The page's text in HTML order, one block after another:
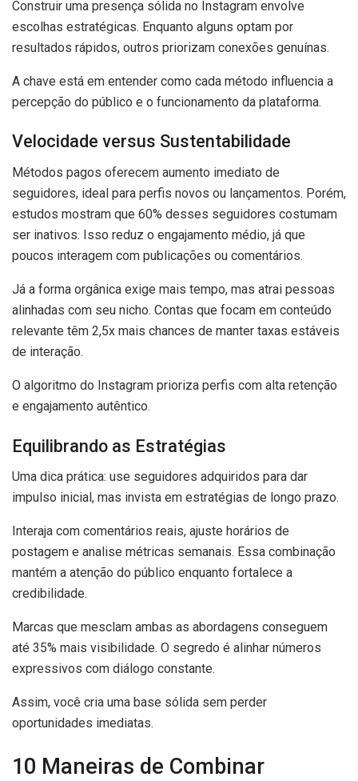
Construir uma presença sólida no Instagram envolve
escolhas estratégicas. Enquanto alguns optam por
resultados rápidos, outros priorizam conexões genuínas.
A chave está em entender como cada método influencia a
percepção do público e o funcionamento da plataforma.
Velocidade versus Sustentabilidade
Métodos pagos oferecem aumento imediato de
seguidores, ideal para perfis novos ou lançamentos. Porém,
estudos mostram que 60% desses seguidores costumam
ser inativos. Isso reduz o engajamento médio, já que
poucos interagem com publicações ou comentários.
Já a forma orgânica exige mais tempo, mas atrai pessoas
alinhadas com seu nicho. Contas que focam em conteúdo
relevante têm 2,5x mais chances de manter taxas estáveis
de interação.
O algoritmo do Instagram prioriza perfis com alta retenção
e engajamento autêntico.
Equilibrando as Estratégias
Uma dica prática: use seguidores adquiridos para dar
impulso inicial, mas invista em estratégias de longo prazo.
Interaja com comentários reais, ajuste horários de
postagem e analise métricas semanais. Essa combinação
mantém a atenção do público enquanto fortalece a
credibilidade.
Marcas que mesclam ambas as abordagens conseguem
até 35% mais visibilidade. O segredo é alinhar números
expressivos com diálogo constante.
Assim, você cria uma base sólida sem perder
oportunidades imediatas.
10 Maneiras de Combinar